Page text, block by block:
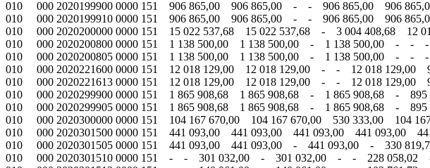
010 000 2020199900 0000 151 906 865,00 906 865,00 - - 906 865,00 906
010 000 2020199910 0000 151 906 865,00 906 865,00 - - 906 865,00 906
010 000 2020200000 0000 151 15 022 537,68 15 022 537,68 - 3 004 408,68 12
010 000 2020200800 0000 151 1 138 500,00 1 138 500,00 - 1 138 500,00
010 000 2020200805 0000 151 1 138 500,00 1 138 500,00 - 1 138 500,00
010 000 2020221600 0000 151 12 018 129,00 12 018 129,00 - - 12 018
010 000 2020221613 0000 151 12 018 129,00 12 018 129,00 - - 12 018
010 000 2020299900 0000 151 1 865 908,68 1 865 908,68 - 1 865 908,68 -
010 000 2020299905 0000 151 1 865 908,68 1 865 908,68 - 1 865 908,68 -
010 000 2020300000 0000 151 104 167 670,00 104 167 670,00 530 333,00 104
010 000 2020301500 0000 151 441 093,00 441 093,00 441 093,00 441 093,00
010 000 2020301505 0000 151 441 093,00 441 093,00 - 441 093,00 - 330
010 000 2020301510 0000 151 - - 301 032,00 - 301 032,00 - - 228 058,02